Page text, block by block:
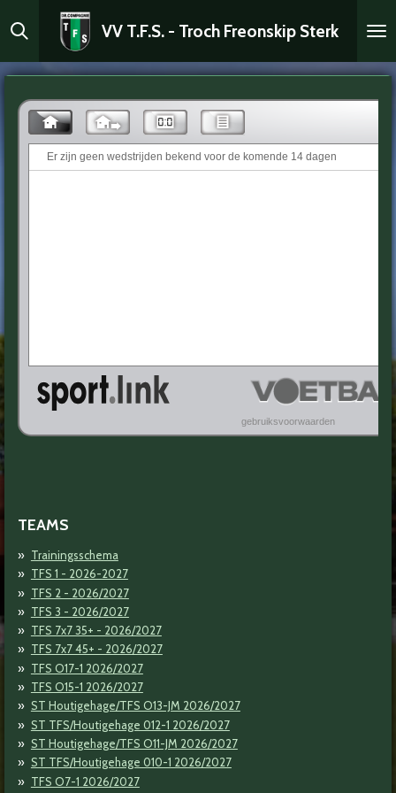
direct
de
VV T.F.S. - Troch Freonskip Sterk
TEAMS
Trainingsschema
TFS 1 - 2026-2027
TFS 2 - 2026/2027
TFS 3 - 2026/2027
TFS 7x7 35+ - 2026/2027
TFS 7x7 45+ - 2026/2027
TFS O17-1 2026/2027
TFS O15-1 2026/2027
ST Houtigehage/TFS O13-JM 2026/2027
ST TFS/Houtigehage 012-1 2026/2027
ST Houtigehage/TFS O11-JM 2026/2027
ST TFS/Houtigehage 010-1 2026/2027
TFS O7-1 2026/2027